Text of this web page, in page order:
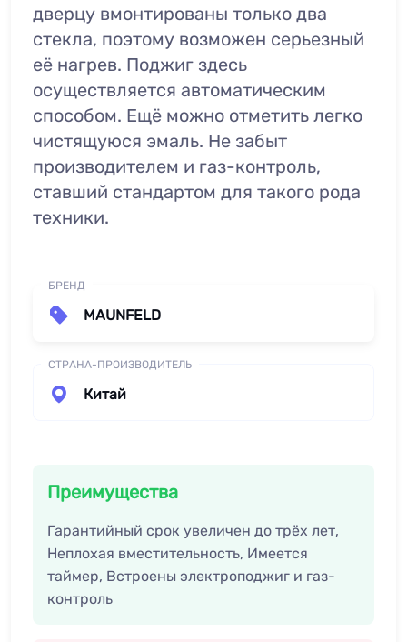
дверцу вмонтированы только два
стекла, поэтому возможен серьезный
её нагрев. Поджиг здесь
осуществляется автоматическим
способом. Ещё можно отметить легко
чистящуюся эмаль. Не забыт
производителем и газ-контроль,
ставший стандартом для такого рода
техники.
БРЕНД
MAUNFELD
СТРАНА-ПРОИЗВОДИТЕЛЬ
Китай
Преимущества
Гарантийный срок увеличен до трёх лет,
Неплохая вместительность, Имеется
таймер, Встроены электроподжиг и газ-
контроль